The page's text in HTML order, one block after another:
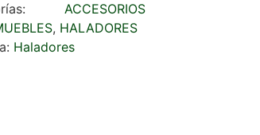
ACCESORIOS
, HALADORES
Haladores